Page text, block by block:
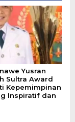
Yusran
Sultra Award
Kepemimpinan
Inspiratif dan